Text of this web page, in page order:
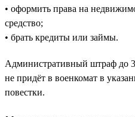
• оформить права на
средство;
• брать кредиты или займы.
Административный штраф до
не придёт в военкомат в
повестки.